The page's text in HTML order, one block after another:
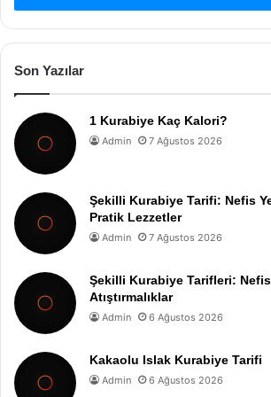
Son Yazılar
1 Kurabiye Kaç Kalori?
Admin 7 Ağustos 2026
Şekilli Kurabiye Tarifi: Nefis
Pratik Lezzetler
Admin 7 Ağustos 2026
Şekilli Kurabiye Tarifleri:
Atıştırmalıklar
Admin 6 Ağustos 2026
Kakaolu Islak Kurabiye Tarifi
Admin 6 Ağustos 2026